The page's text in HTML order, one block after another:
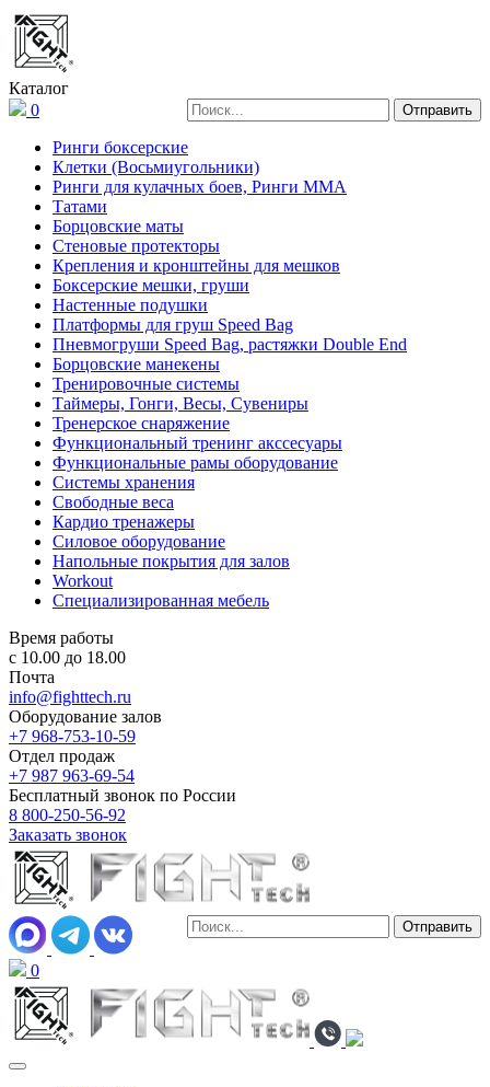
Каталог
0
Ринги боксерские
Клетки (Восьмиугольники)
Ринги для кулачных боев, Ринги ММА
Татами
Борцовские маты
Стеновые протекторы
Крепления и кронштейны для мешков
Боксерские мешки, груши
Настенные подушки
Платформы для груш Speed Bag
Пневмогруши Speed Bag, растяжки Double End
Борцовские манекены
Тренировочные системы
Таймеры, Гонги, Весы, Сувениры
Тренерское снаряжение
Функциональный тренинг акссесуары
Функциональные рамы оборудование
Системы хранения
Свободные веса
Кардио тренажеры
Силовое оборудование
Напольные покрытия для залов
Workout
Специализированная мебель
Время работы
с 10.00 до 18.00
Почта
info@fighttech.ru
Оборудование залов
+7 968-753-10-59
Отдел продаж
+7 987 963-69-54
Бесплатный звонок по России
8 800-250-56-92
Заказать звонок
0